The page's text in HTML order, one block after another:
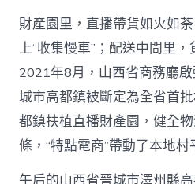
做
強
“特
點
電
商”
（
包
養
網
站
財產園里，直播帶貨如火如
上“收集慢車”；配送中間里
2021年8月，山西省商務廳
城市高都鎮被斷定為全省首
都鎮扶植直播財產園，健全
條，“特點電商”帶動了本地村